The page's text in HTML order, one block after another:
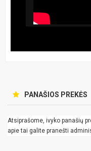
PANAŠIOS PREKĖS
Atsiprašome, ivyko panašių
apie tai galite pranešti